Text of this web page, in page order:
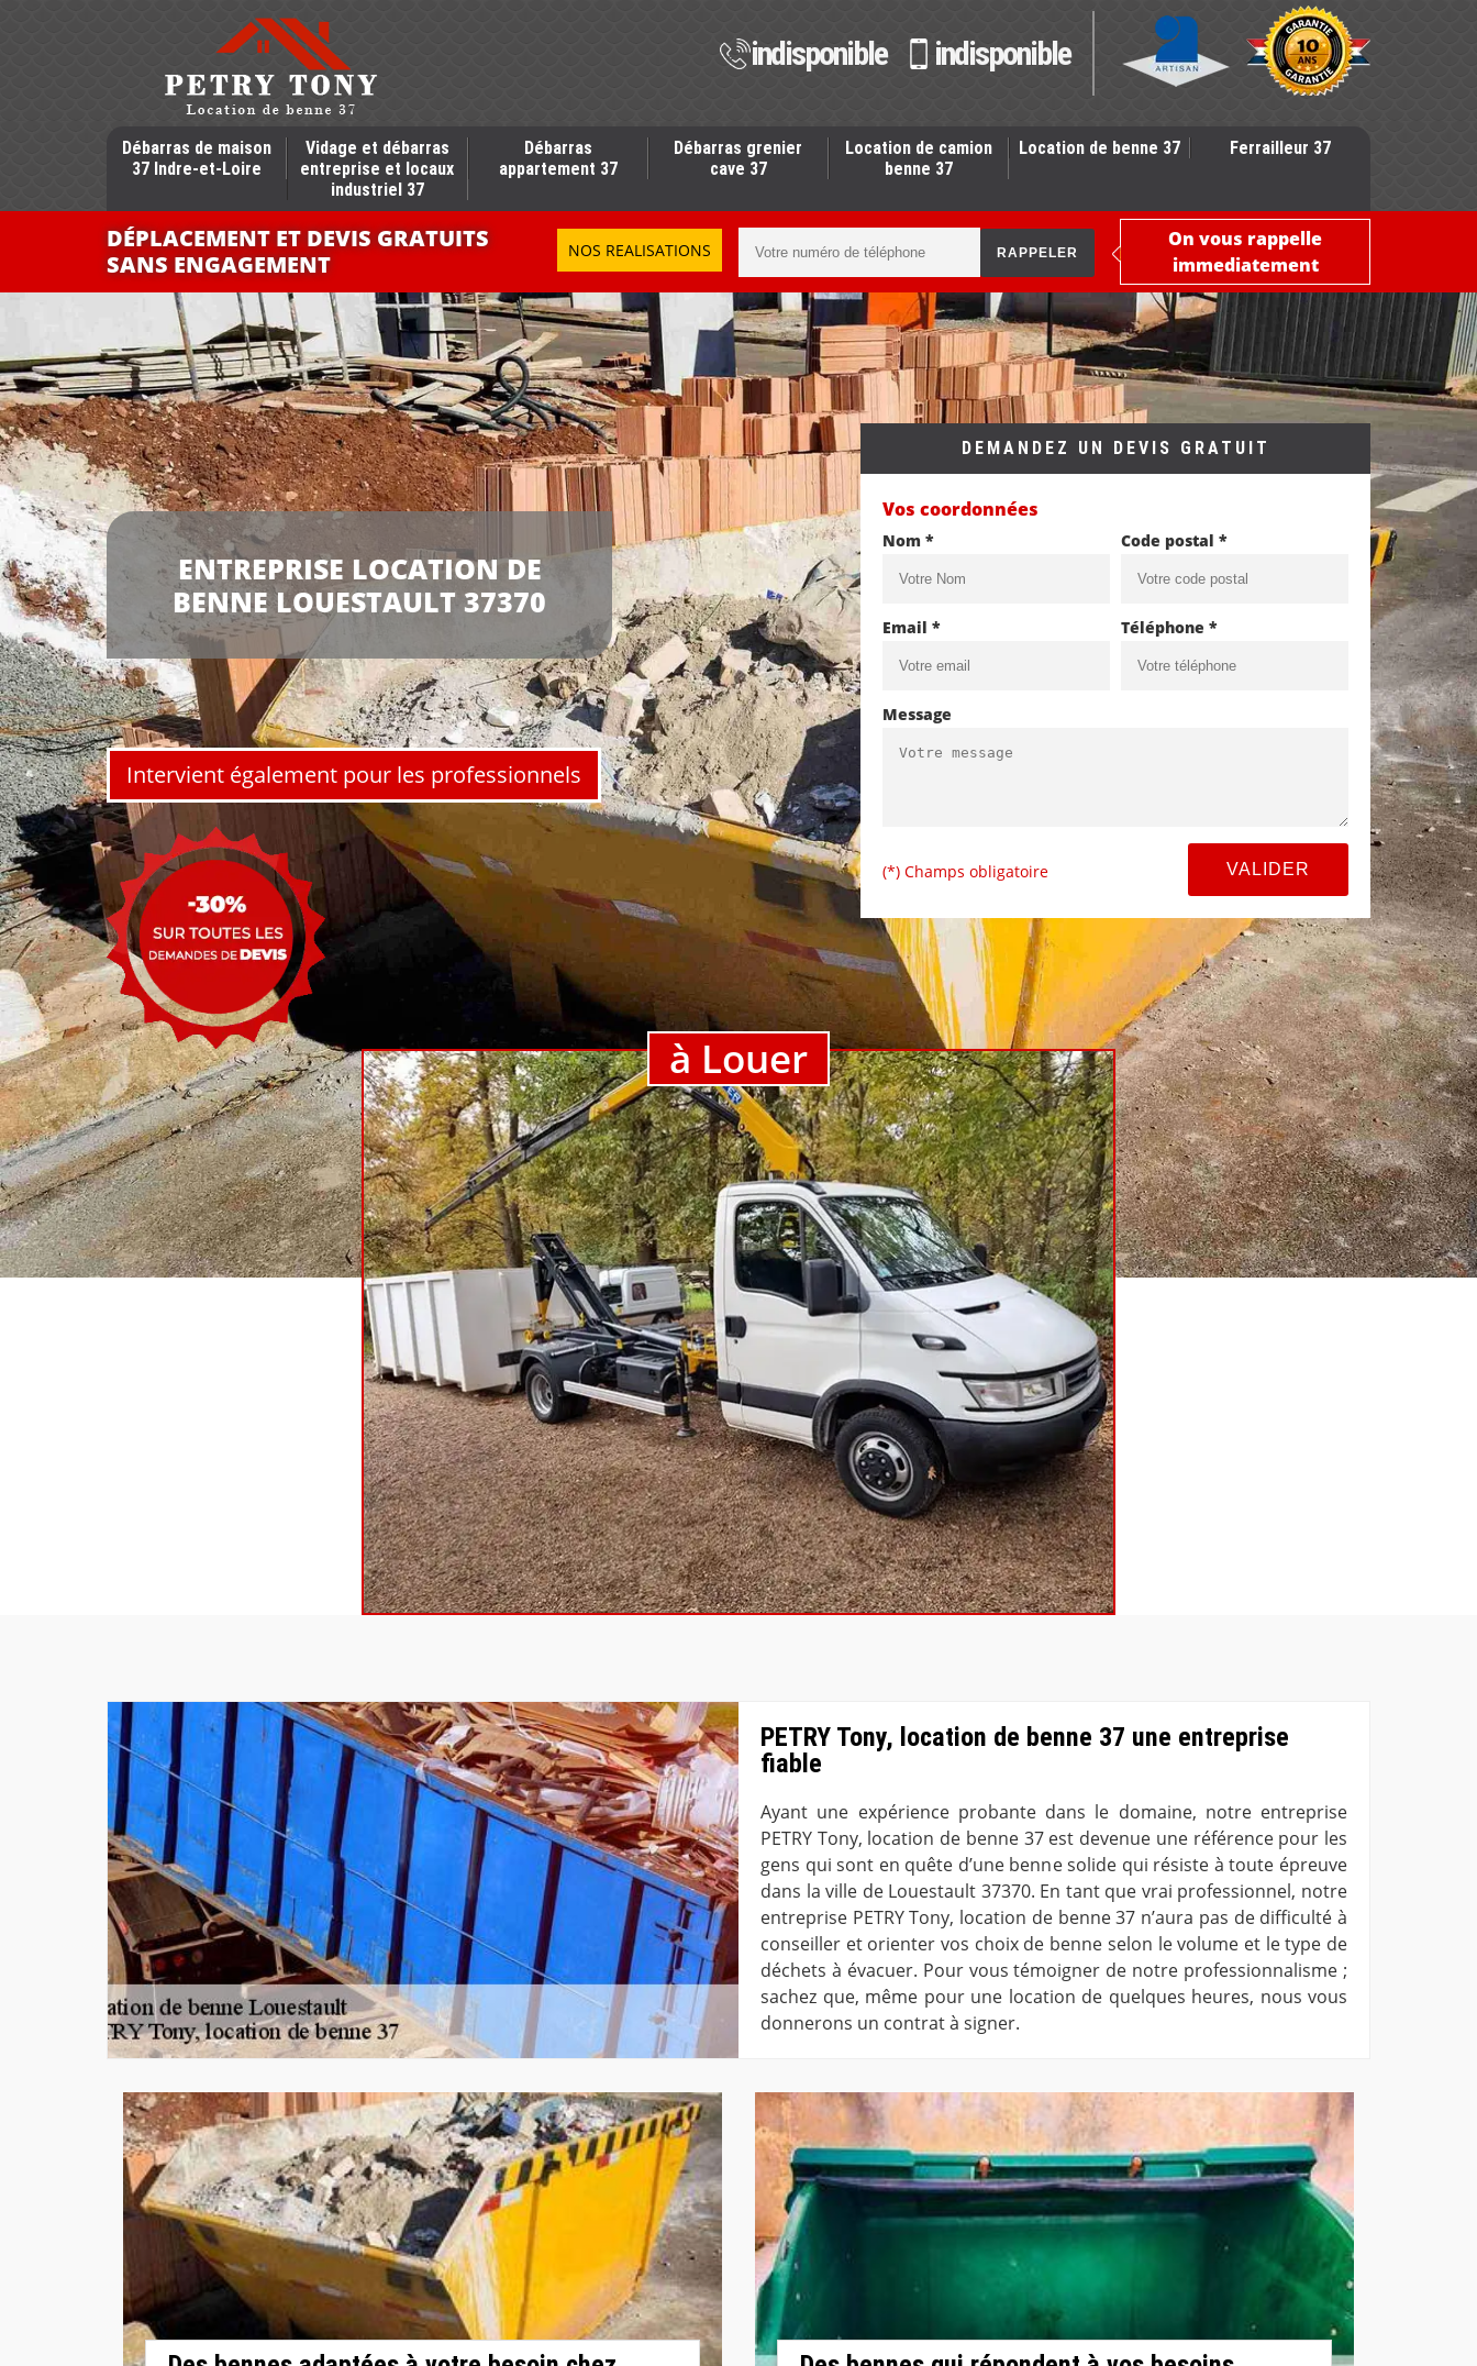
indisponible indisponible
Débarras de maison
37 Indre-et-Loire
Vidage et débarras
entreprise et locaux
industriel 37
Débarras
appartement 37
Débarras grenier
cave 37
Location de camion
benne 37
Location de benne 37 Ferrailleur 37
DÉPLACEMENT ET DEVIS GRATUITS
SANS ENGAGEMENT
NOS REALISATIONS
On vous rappelle
immediatement
ENTREPRISE LOCATION DE
BENNE LOUESTAULT 37370
Intervient également pour les professionnels
DEMANDEZ UN DEVIS GRATUIT
Vos coordonnées
Nom * Code postal *
Email * Téléphone *
Message
(*) Champs obligatoire
à Louer
PETRY Tony, location de benne 37 une entreprise
fiable
Ayant une expérience probante dans le domaine, notre entreprise
PETRY Tony, location de benne 37 est devenue une référence pour les
gens qui sont en quête d’une benne solide qui résiste à toute épreuve
dans la ville de Louestault 37370. En tant que vrai professionnel, notre
entreprise PETRY Tony, location de benne 37 n’aura pas de difficulté à
conseiller et orienter vos choix de benne selon le volume et le type de
déchets à évacuer. Pour vous témoigner de notre professionnalisme ;
sachez que, même pour une location de quelques heures, nous vous
donnerons un contrat à signer.